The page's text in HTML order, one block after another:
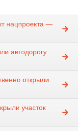
нацпроекта —
автодорогу
открыли
участок